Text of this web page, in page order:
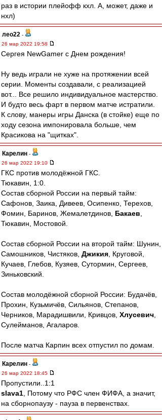
раз в истории плейофф кхл. А, может, даже и
нхл)
лео22 -
26 мар 2022 19:58
Сергея NewGamer с Днем рождения!
Ну ведь играли не хуже на протяжении всей
серии. Моменты создавали, с реализацией
вот... Все решило индивидуальное мастерство.
И будто весь фарт в первом матче истратили.
К слову, манеры игры Данска (в стойке) еще по
ходу сезона импонировала больше, чем
Красикова на "щитках".
Карелин -
26 мар 2022 19:10
ГКС против молодёжной ГКС.
Тюкавин, 1:0.
Состав сборной России на первый тайм:
Сафонов, Заика, Дивеев, Осипенко, Терехов,
Фомин, Баринов, Жемалетдинов, Бакаев
Тюкавин, Мостовой.
Состав сборной России на второй тайм: Шунин,
Самошников, Чистяков, Джикия , Круговой,
Кучаев, Глебов, Кузяев, Сутормин, Сергеев,
Зиньковский.
Состав молодёжной сборной России: Будачёв,
Прохин, Кузьмичёв, Сильянов, Степанов,
Черников, Марадишвили, Кривцов, Хлусевич
Сулейманов, Агаларов.
После матча Карпин всех отпустил по домам.
Карелин -
26 мар 2022 18:45
Пропустили..1:1
slava1 , Потому что РФС член ФИФА, а значит,
на сборнопаузу - пауза в первенствах.